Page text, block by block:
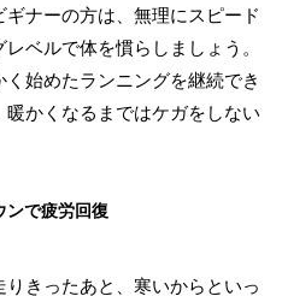
ナーの方は、無理にスピード
ベルで体を慣らしましょう。
始めたランニングを継続でき
かくなるまではケガをしない
で疲労回復
きったあと、寒いからといっ